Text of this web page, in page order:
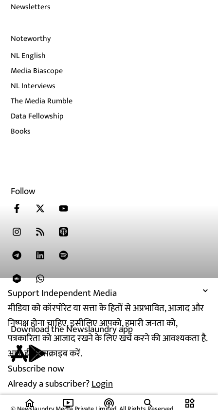
Support Independent Media
मीडिया को कॉरपोरेट या सत्ता के हितों से अप्रभावित, आजाद और
निष्पक्ष होना चाहिए. इसीलिए आपको, हमारी जनता को,
पत्रकारिता को आजाद रखने के लिए खर्च करने की आवश्यकता है.
आज ही सब्सक्राइब करें.
Subscribe now
Already a subscriber?Login
Newsletters
Noteworthy
NL English
Media Biascope
NL Interviews
The Media Rumble
Data Fellowship
Books
Follow
Download the Newslaundry app
home ondemand_video podcasts widgets